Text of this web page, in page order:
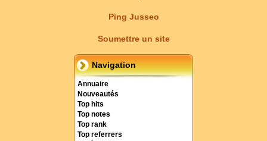
Ping Jusseo
Soumettre un site
Navigation
Annuaire
Nouveautés
Top hits
Top notes
Top rank
Top referrers